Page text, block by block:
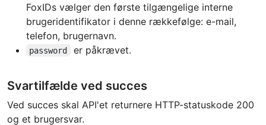
FoxIDs vælger den første tilgængelige interne
brugeridentifikator i denne rækkefølge: e-mail,
telefon, brugernavn.
password er påkrævet.
Svartilfælde ved succes
Ved succes skal API'et returnere HTTP-statuskode 200
og et brugersvar.